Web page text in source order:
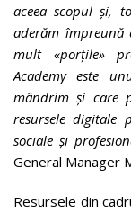
aceea scopul și,
aderăm împreună
mult «porțile»
Academy este
mândrim și care
resursele digitale
sociale și
General Manager
Resursele din